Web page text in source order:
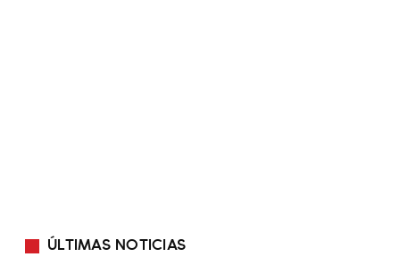
ÚLTIMAS NOTICIAS